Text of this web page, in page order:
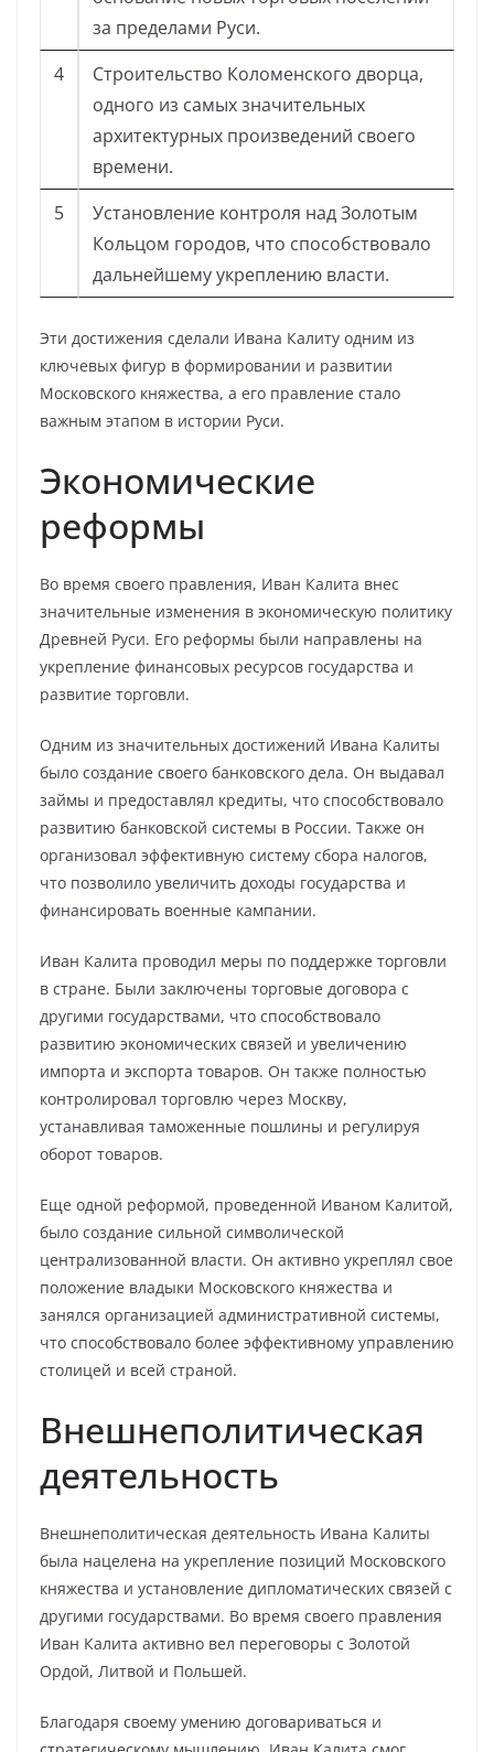
за пределами Руси.
4
Строительство Коломенского дворца,
одного из самых значительных
архитектурных произведений своего
времени.
5
Установление контроля над Золотым
Кольцом городов, что способствовало
дальнейшему укреплению власти.
Эти достижения сделали Ивана Калиту одним из
ключевых фигур в формировании и развитии
Московского княжества, а его правление стало
важным этапом в истории Руси.
Экономические
реформы
Во время своего правления, Иван Калита внес
значительные изменения в экономическую политику
Древней Руси. Его реформы были направлены на
укрепление финансовых ресурсов государства и
развитие торговли.
Одним из значительных достижений Ивана Калиты
было создание своего банковского дела. Он выдавал
займы и предоставлял кредиты, что способствовало
развитию банковской системы в России. Также он
организовал эффективную систему сбора налогов,
что позволило увеличить доходы государства и
финансировать военные кампании.
Иван Калита проводил меры по поддержке торговли
в стране. Были заключены торговые договора с
другими государствами, что способствовало
развитию экономических связей и увеличению
импорта и экспорта товаров. Он также полностью
контролировал торговлю через Москву,
устанавливая таможенные пошлины и регулируя
оборот товаров.
Еще одной реформой, проведенной Иваном Калитой,
было создание сильной символической
централизованной власти. Он активно укреплял свое
положение владыки Московского княжества и
занялся организацией административной системы,
что способствовало более эффективному управлению
столицей и всей страной.
Внешнеполитическая
деятельность
Внешнеполитическая деятельность Ивана Калиты
была нацелена на укрепление позиций Московского
княжества и установление дипломатических связей с
другими государствами. Во время своего правления
Иван Калита активно вел переговоры с Золотой
Ордой, Литвой и Польшей.
Благодаря своему умению договариваться и